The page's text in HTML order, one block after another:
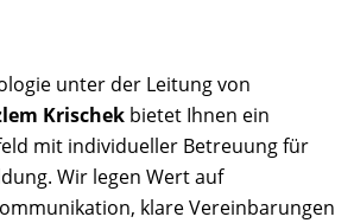
unter der Leitung von
Krischek bietet Ihnen ein
mit individueller Betreuung für
Wir legen Wert auf
klare Vereinbarungen